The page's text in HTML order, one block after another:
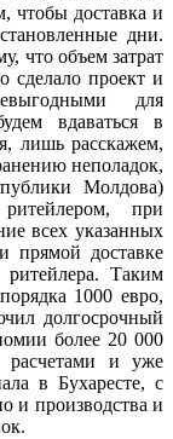
чтобы доставка и
дни.
что объем затрат
сделало проект и
для
вдаваться в
лишь расскажем,
неполадок,
Молдова)
при
всех указанных
прямой доставке
Таким
1000 евро,
долгосрочный
более 20 000
расчетами и уже
в Бухаресте, с
и производства и